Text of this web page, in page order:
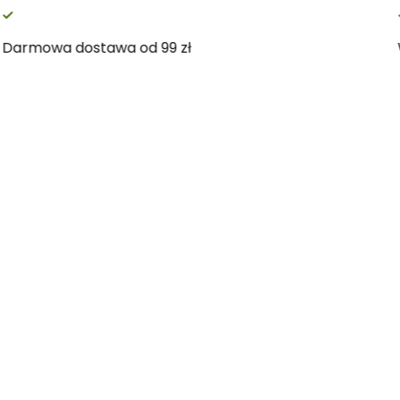
Darmowa dostawa od 99 zł